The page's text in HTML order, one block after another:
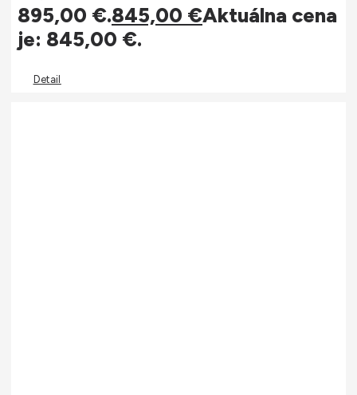
895,00 €.845,00 €Aktuálna cena
je: 845,00 €.
Detail